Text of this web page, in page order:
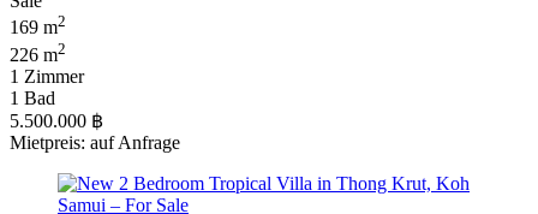
169 m2
226 m2
1 Zimmer
1 Bad
5.500.000 ฿
Mietpreis: auf Anfrage